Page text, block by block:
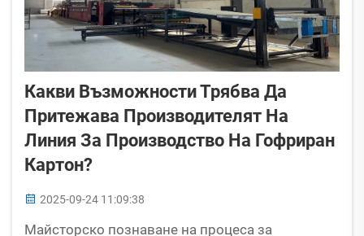
Какви Възможности Трябва Да
Притежава Производителят На
Линия За Производство На Гофриран
Картон?
2025-09-24 11:09:38
Майсторско познаване на процеса за